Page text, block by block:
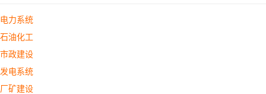
电力系统
石油化工
市政建设
发电系统
厂矿建设